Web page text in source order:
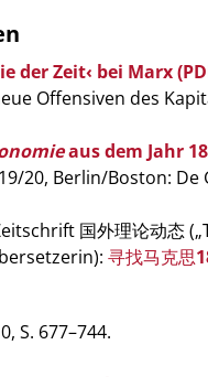
der Zeit‹ bei Marx
Offensiven des
aus dem Jahr
20, Berlin/Boston: De
国外理论动态
寻找马克思
S. 677–744.